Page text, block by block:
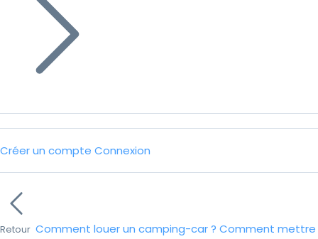
Créer un compte Connexion
Retour Comment louer un camping-car ? Comment mettre